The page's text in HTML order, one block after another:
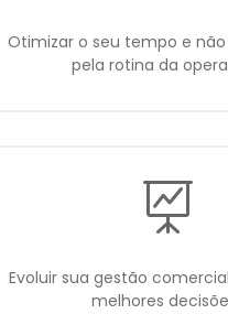
Otimizar o seu tempo e
pela rotina da

Evoluir sua gestão
melhores